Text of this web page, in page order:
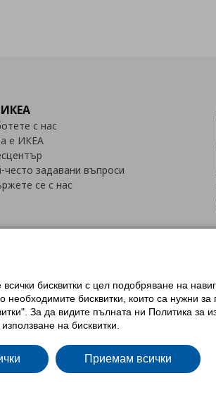
с нас
е ИКЕА
често задавани въпроси
се с нас
на настройки за използване на бисквитки
на личните данни на ikea.bg
Общи условия
IKEA Family
бисквитки с цел подобряване на
необходимитe бисквитки, които са нужни
За да видите пълната ни Политика за
на бисквитки.
Приемам всички